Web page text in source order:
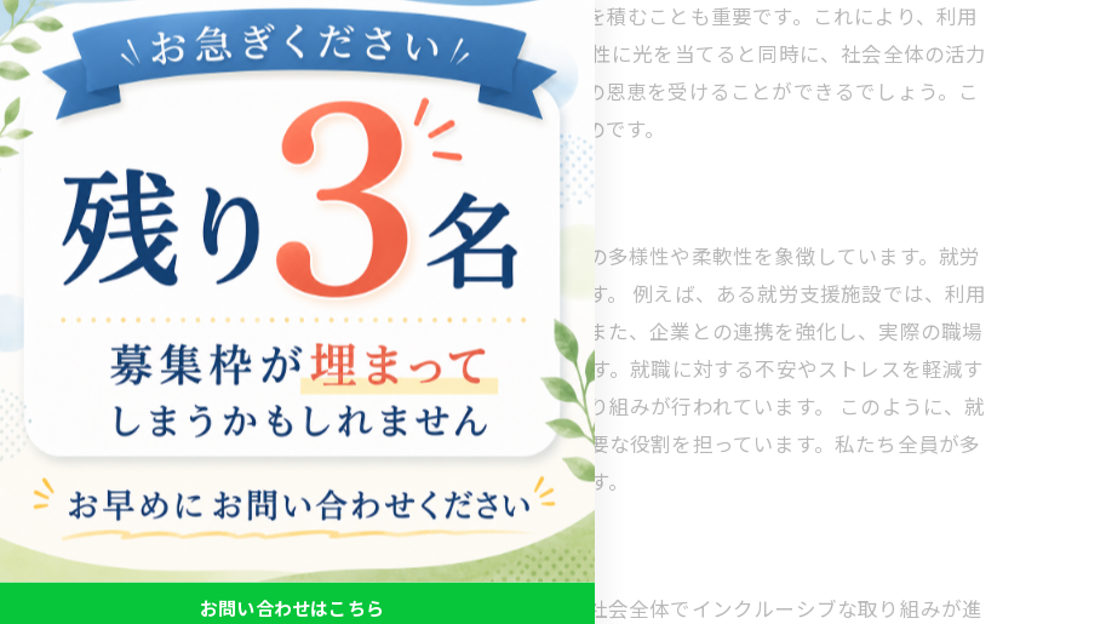
携を強化し、実習やインターンシップを通じて実践的な経験を積むことも重要です。これにより、利用
環境を手に入れることができます。 就労支援は、個々の可能性に光を当てると同時に、社会全体の活力
ることで、周囲の理解も深まり、より多くの人々が就労支援の恩恵を受けることができるでしょう。こ
広げ、すべての人がその能力を活かせる社会を目指しているのです。
就職が難しい状況にある人々へのサポートが重要です。支援の多様性や柔軟性を象徴しています。就労
のサポート、職場適応の支援など、さまざまな側面があります。 例えば、ある就労支援施設では、利用
供し、実践的なスキルを身につけることを目指しています。また、企業との連携を強化し、実際の職場
ポートします。 さらに、メンタル面でのサポートも不可欠です。就職に対する不安やストレスを軽減す
ンを行い、コミュニケーション能力や自己肯定感を高める取り組みが行われています。 このように、就
が自立した生活を送るための包括的なサポートを提供する重要な役割を担っています。私たち全員が多
、就労支援の取り組みを強化していくことが求められています。
々が自立した生活を送るための重要なサービスです。近年、社会全体でインクルーシブな取り組みが進
お問い合わせはこちら